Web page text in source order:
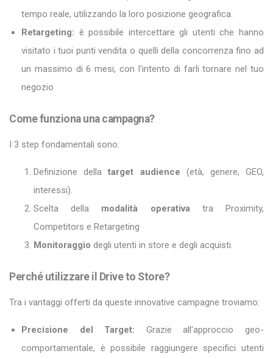
tempo reale, utilizzando la loro posizione geografica.
Retargeting: è possibile intercettare gli utenti che hanno
visitato i tuoi punti vendita o quelli della concorrenza fino ad
un massimo di 6 mesi, con l'intento di farli tornare nel tuo
negozio
Come funziona una campagna?
I 3 step fondamentali sono:
Definizione dellatarget audience (età, genere, GEO,
interessi).
Scelta della modalità operativatra Proximity,
Competitors e Retargeting
Monitoraggio degli utenti in store e degli acquisti.
Perché utilizzare il Drive to Store?
Tra i vantaggi offerti da queste innovative campagne troviamo:
Precisione del Target: Grazie all'approccio geo-
comportamentale, è possibile raggiungere specifici utenti